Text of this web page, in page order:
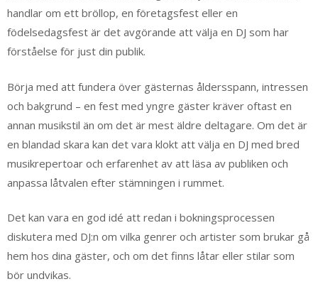
handlar om ett bröllop, en företagsfest eller en
födelsedagsfest är det avgörande att välja en DJ som har
förståelse för just din publik.
Börja med att fundera över gästernas åldersspann, intressen
och bakgrund – en fest med yngre gäster kräver oftast en
annan musikstil än om det är mest äldre deltagare. Om det är
en blandad skara kan det vara klokt att välja en DJ med bred
musikrepertoar och erfarenhet av att läsa av publiken och
anpassa låtvalen efter stämningen i rummet.
Det kan vara en god idé att redan i bokningsprocessen
diskutera med DJ:n om vilka genrer och artister som brukar gå
hem hos dina gäster, och om det finns låtar eller stilar som
bör undvikas.